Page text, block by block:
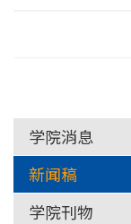
学院消息
新闻稿
学院刊物